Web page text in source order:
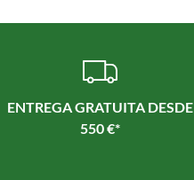
ENTREGA GRATUITA DESDE
550 €*